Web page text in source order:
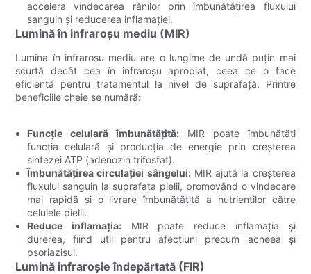
accelera vindecarea rănilor prin îmbunătățirea fluxului
sanguin și reducerea inflamației.
Lumină în infraroșu mediu (MIR)
Lumina în infraroșu mediu are o lungime de undă puțin mai
scurtă decât cea în infraroșu apropiat, ceea ce o face
eficientă pentru tratamentul la nivel de suprafață. Printre
beneficiile cheie se numără:
Funcție celulară îmbunătățită:MIR poate îmbunătăți
funcția celulară și producția de energie prin creșterea
sintezei ATP (adenozin trifosfat).
Îmbunătățirea circulației sângelui:MIR ajută la creșterea
fluxului sanguin la suprafața pielii, promovând o vindecare
mai rapidă și o livrare îmbunătățită a nutrienților către
celulele pielii.
Reduce inflamația:MIR poate reduce inflamația și
durerea, fiind util pentru afecțiuni precum acneea și
psoriazisul.
Lumină infraroșie îndepărtată (FIR)